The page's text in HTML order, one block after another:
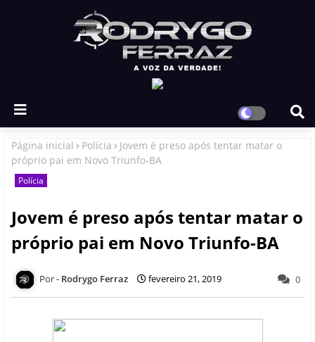
Página inicial Polícia
Jovem é preso após tentar matar o
próprio pai em Novo Triunfo-BA
Polícia
Jovem é preso após tentar matar o
próprio pai em Novo Triunfo-BA
Rodrygo Ferraz fevereiro 21, 2019 0